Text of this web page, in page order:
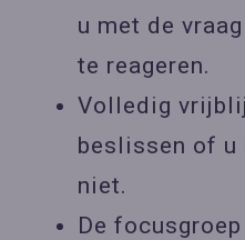
u met de
te reageren.
Volledig
beslissen of u
niet.
De